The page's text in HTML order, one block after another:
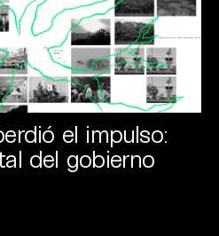
el impulso:
del gobierno